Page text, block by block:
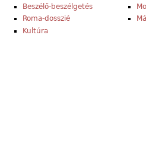
Beszélő-beszélgetés
Roma-dosszié
Kultúra